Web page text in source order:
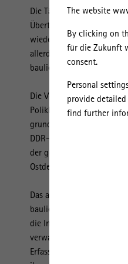
The website
By clicking on
für die Zukunft
consent.
Personal
provide
find further
Die Tätigkeiten der
Übertragung des
wiedervereinigten
allerdings bisher
baulichen Erbe der DDR.
Die Veräußerung und
Polikliniken, FDGB-
grundlegend. Die Folge
DDR-Bauten. Gleichzeitig
der gebauten Umwelt
Ostdeutschland aus.
Das auf vier Jahre
baulichen Erbes der DDR
die
verwalteten Bauten durch
Erfassung werden bei